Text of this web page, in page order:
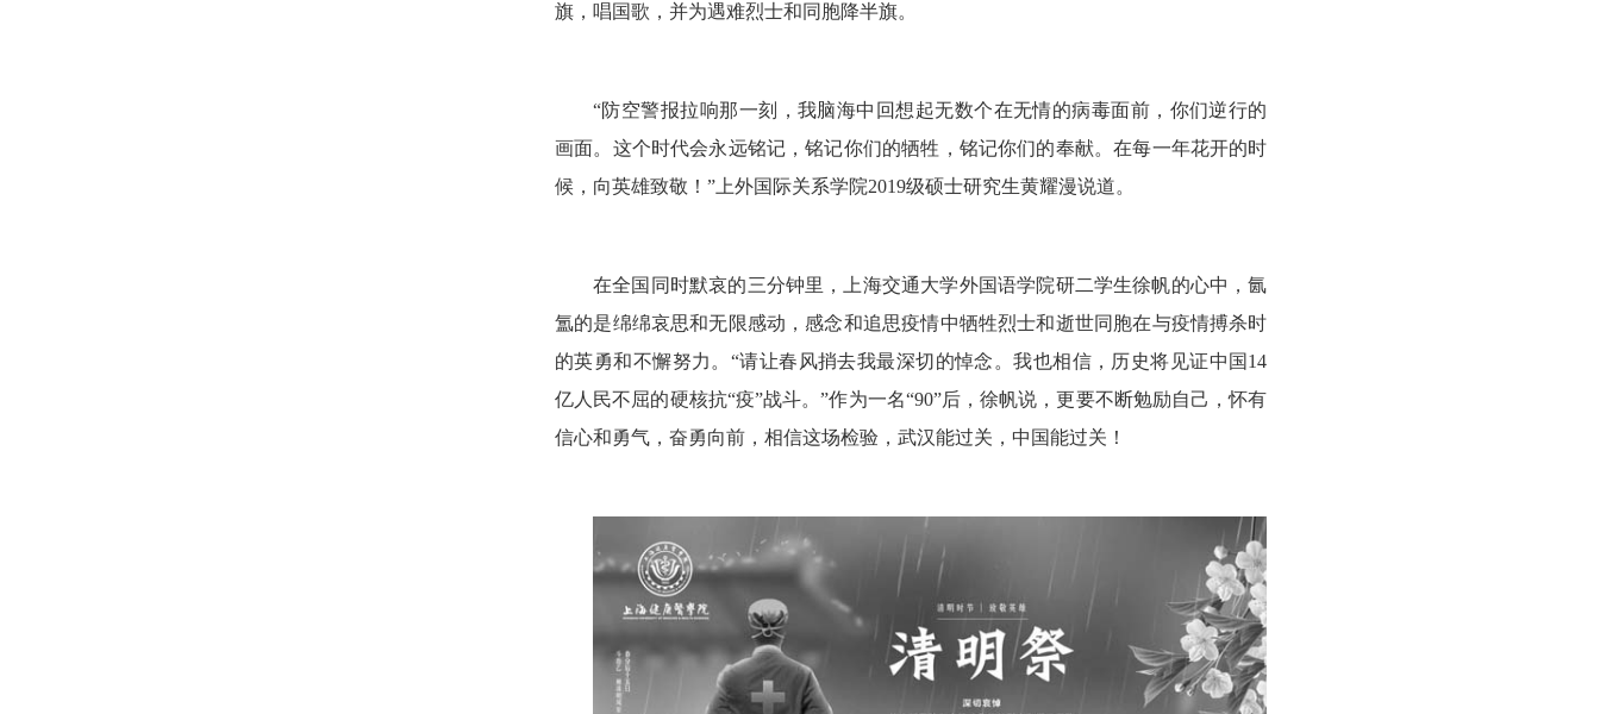
旗，唱国歌，并为遇难烈士和同胞降半旗。
“防空警报拉响那一刻，我脑海中回想起无数个在无情的病毒面前，你们逆行的
画面。这个时代会永远铭记，铭记你们的牺牲，铭记你们的奉献。在每一年花开的时
候，向英雄致敬！”上外国际关系学院2019级硕士研究生黄耀漫说道。
在全国同时默哀的三分钟里，上海交通大学外国语学院研二学生徐帆的心中，氤
氲的是绵绵哀思和无限感动，感念和追思疫情中牺牲烈士和逝世同胞在与疫情搏杀时
的英勇和不懈努力。“请让春风捎去我最深切的悼念。我也相信，历史将见证中国14
亿人民不屈的硬核抗“疫”战斗。”作为一名“90”后，徐帆说，更要不断勉励自己，怀有
信心和勇气，奋勇向前，相信这场检验，武汉能过关，中国能过关！